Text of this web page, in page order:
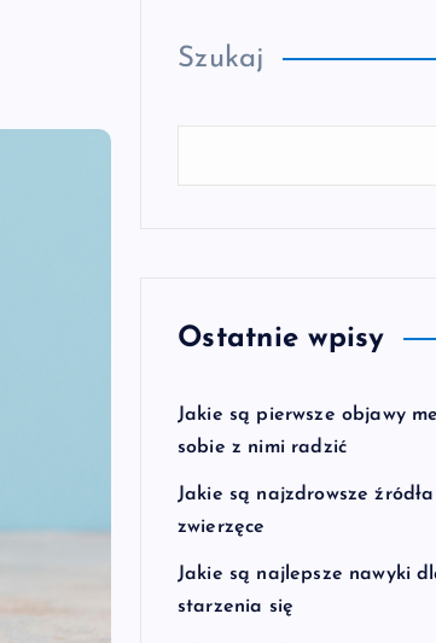
Szukaj
Ostatnie wpisy
Jakie są pierwsze objawy
sobie z nimi radzić
Jakie są najzdrowsze
zwierzęce
Jakie są najlepsze nawyki
starzenia się